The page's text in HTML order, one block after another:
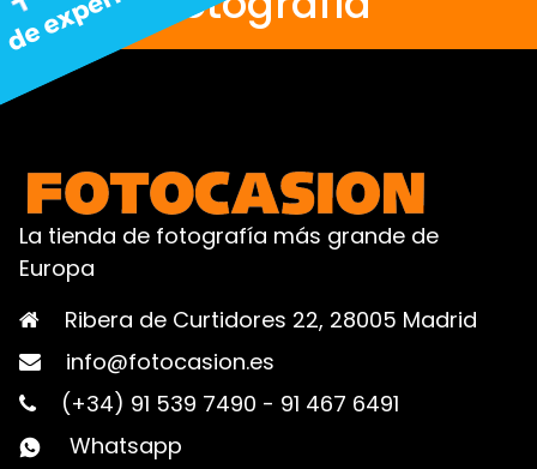
La tienda de fotografía más grande de
Europa
Ribera de Curtidores 22, 28005 Madrid
info@fotocasion.es
(+34) 91 539 7490 - 91 467 6491
Whatsapp